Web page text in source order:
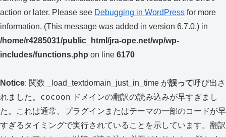
action or later. Please see Debugging in WordPress for more
information. (This message was added in version 6.7.0.) in
/home/r4285031/public_html/jra-ope.net/wp/wp-
includes/functions.php on line 6170
Notice: 関数 _load_textdomain_just_in_time が誤って呼び出さ
れました。 cocoon ドメインの翻訳の読み込みが早すぎまし
た。これは通常、プラグインまたはテーマの一部のコードが早
すぎるタイミングで実行されていることを示しています。翻訳